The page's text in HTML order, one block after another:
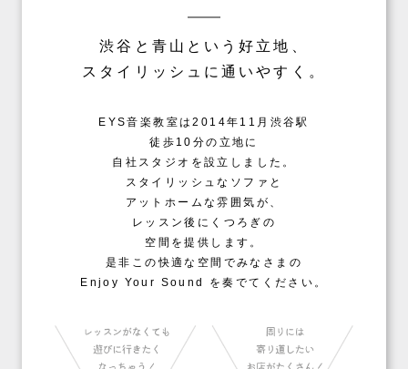
渋谷と青山という好立地、
スタイリッシュに通いやすく。
EYS音楽教室は2014年11月渋谷駅
徒歩10分の立地に
自社スタジオを設立しました。
スタイリッシュなソファと
アットホームな雰囲気が、
レッスン後にくつろぎの
空間を提供します。
是非この快適な空間でみなさまの
Enjoy Your Sound を奏でてください。